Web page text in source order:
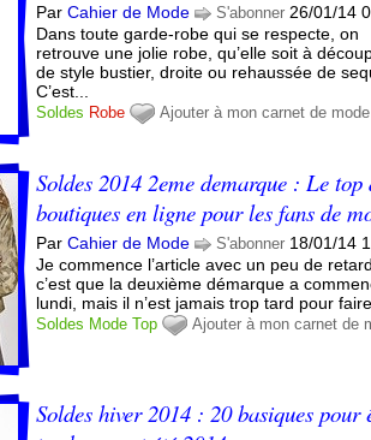
ParCahier de Mode S'abonner 26/01/14
Dans toute garde-robe qui se respecte, on
retrouve une jolie robe, qu’elle soit à
de style bustier, droite ou rehaussée de
C’est...
Soldes Robe Ajouter à mon carnet de mode
Soldes 2014 2eme demarque : Le top
boutiques en ligne pour les fans de
ParCahier de Mode S'abonner 18/01/14
Je commence l’article avec un peu de
c’est que la deuxième démarque a
lundi, mais il n’est jamais trop tard pour
Soldes Mode Top Ajouter à mon carnet de
Soldes hiver 2014 : 20 basiques pour